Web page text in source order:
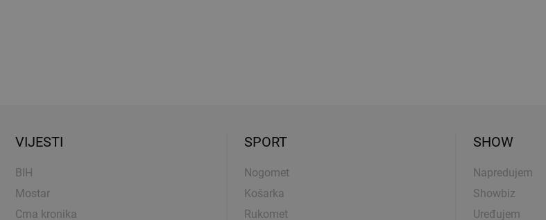
VIJESTI
BIH
Mostar
Crna kronika
SPORT
Nogomet
Košarka
Rukomet
SHOW
Napredujem
Showbiz
Uređujem